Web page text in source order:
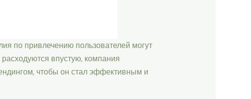
по привлечению пользователей могут
впустую, компания
чтобы он стал эффективным и